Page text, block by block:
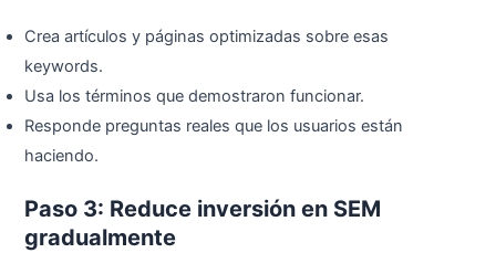
Crea artículos y páginas optimizadas sobre esas
keywords.
Usa los términos que demostraron funcionar.
Responde preguntas reales que los usuarios están
haciendo.
Paso 3: Reduce inversión en SEM
gradualmente